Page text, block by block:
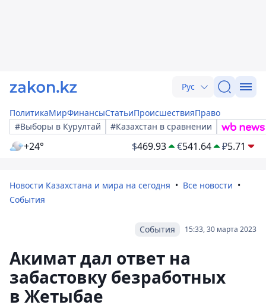
Рус
ПолитикаМирФинансыСтатьиПроисшествияПраво
#Выборы в Курултай
#Казахстан в сравнении
+24° $469.93 €541.64 ₽5.71
Новости Казахстана и мира на сегодня
Все новости
События
15:33, 30 марта 2023
События
Акимат дал ответ на
забастовку безработных
в Жетыбае